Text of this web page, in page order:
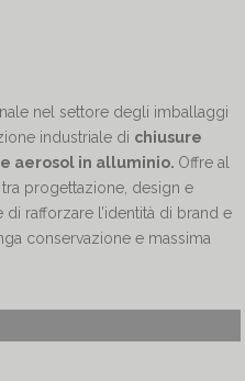
nel settore degli imballaggi
industriale di chiusure
aerosol in alluminio. Offre al
progettazione, design e
rafforzare l’identità di brand e
conservazione e massima